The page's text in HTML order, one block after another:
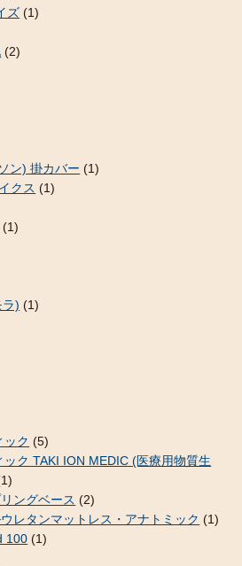
ズ (1)
(2)
ン) 掛カバー (1)
クス (1)
(1)
) (1)
ック (5)
ク TAKI ION MEDIC (医療用物質生
ングベース (2)
レタンマットレス・アナトミック (1)
100 (1)